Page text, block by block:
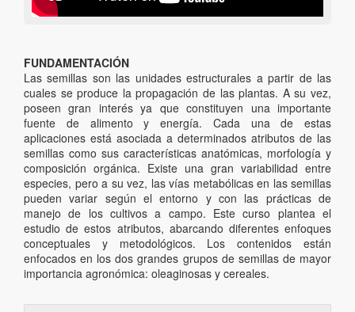
FUNDAMENTACIÓN
Las semillas son las unidades estructurales a partir de las
cuales se produce la propagación de las plantas. A su vez,
poseen gran interés ya que constituyen una importante
fuente de alimento y energía. Cada una de estas
aplicaciones está asociada a determinados atributos de las
semillas como sus características anatómicas, morfología y
composición orgánica. Existe una gran variabilidad entre
especies, pero a su vez, las vías metabólicas en las semillas
pueden variar según el entorno y con las prácticas de
manejo de los cultivos a campo. Este curso plantea el
estudio de estos atributos, abarcando diferentes enfoques
conceptuales y metodológicos. Los contenidos están
enfocados en los dos grandes grupos de semillas de mayor
importancia agronómica: oleaginosas y cereales.